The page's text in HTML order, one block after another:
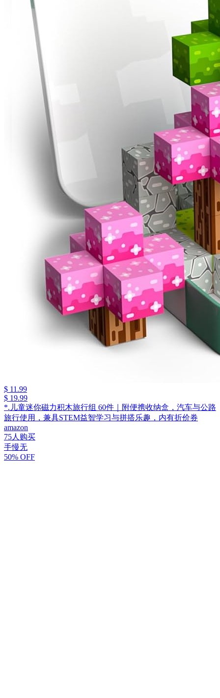
$ 11.99
$ 19.99
*.儿童迷你磁力积木旅行组 60件｜附便携收纳盒，汽车与公路
旅行使用，兼具STEM益智学习与拼搭乐趣，内有折价券
amazon
75人购买
手慢无
50% OFF